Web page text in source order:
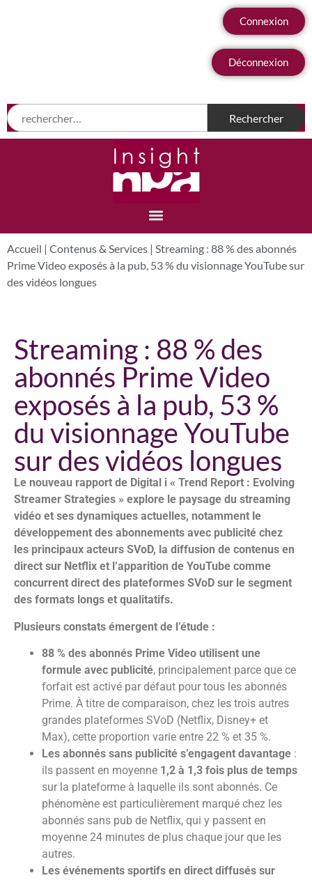
Connexion
Déconnexion
Accueil | Contenus & Services | Streaming : 88 % des abonnés
Prime Video exposés à la pub, 53 % du visionnage YouTube sur
des vidéos longues
Streaming : 88 % des
abonnés Prime Video
exposés à la pub, 53 %
du visionnage YouTube
sur des vidéos longues
Le nouveau rapport de Digital i « Trend Report : Evolving
Streamer Strategies » explore le paysage du streaming
vidéo et ses dynamiques actuelles, notamment le
développement des abonnements avec publicité chez
les principaux acteurs SVoD, la diffusion de contenus en
direct sur Netflix et l’apparition de YouTube comme
concurrent direct des plateformes SVoD sur le segment
des formats longs et qualitatifs.
Plusieurs constats émergent de l’étude :
88 % des abonnés Prime Video utilisent une
formule avec publicité, principalement parce que ce
forfait est activé par défaut pour tous les abonnés
Prime. À titre de comparaison, chez les trois autres
grandes plateformes SVoD (Netflix, Disney+ et
Max), cette proportion varie entre 22 % et 35 %.
Les abonnés sans publicité s’engagent davantage :
ils passent en moyenne 1,2 à 1,3 fois plus de temps
sur la plateforme à laquelle ils sont abonnés. Ce
phénomène est particulièrement marqué chez les
abonnés sans pub de Netflix, qui y passent en
moyenne 24 minutes de plus chaque jour que les
autres.
Les événements sportifs en direct diffusés sur